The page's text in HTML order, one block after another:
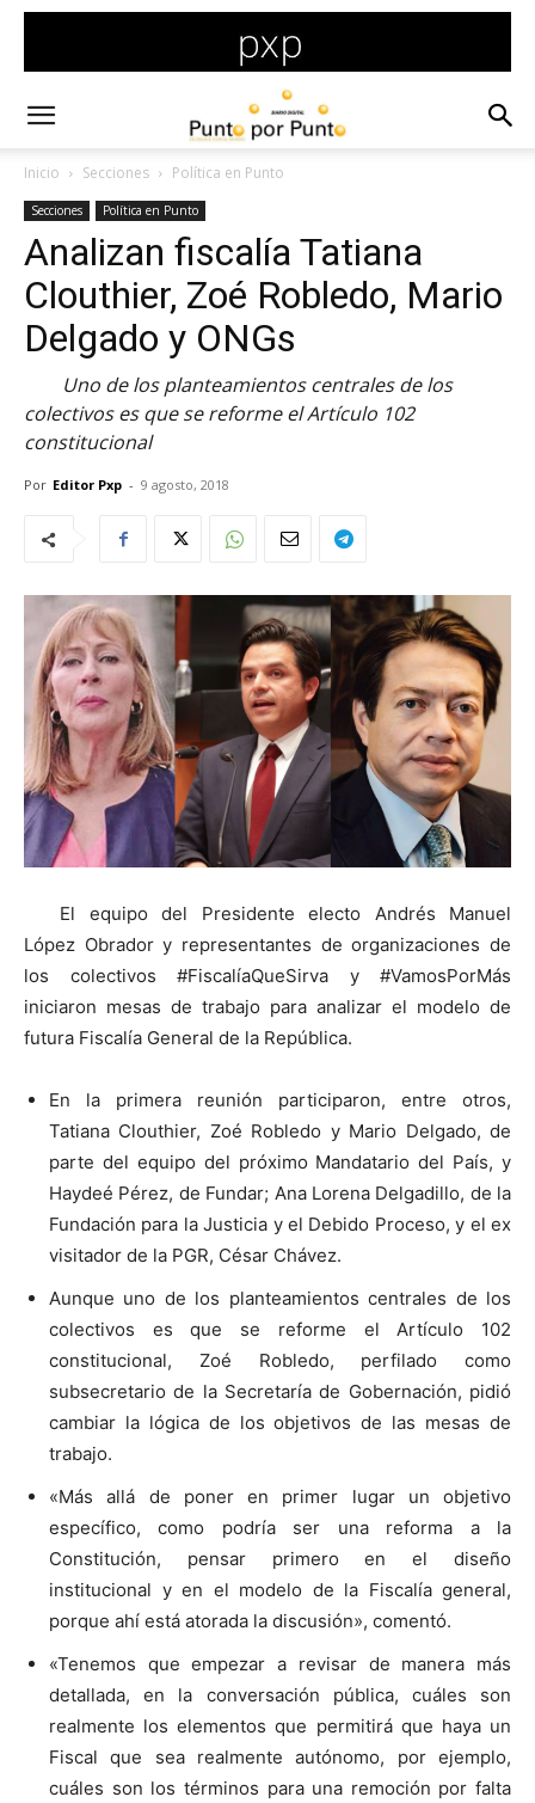
Inicio Secciones Política en Punto
Secciones Política en Punto
Analizan fiscalía Tatiana
Clouthier, Zoé Robledo, Mario
Delgado y ONGs
Uno de los planteamientos centrales de los
colectivos es que se reforme el Artículo 102
constitucional
Por Editor Pxp - 9 agosto, 2018
El equipo del Presidente electo Andrés Manuel
López Obrador y representantes de organizaciones de
los colectivos #FiscalíaQueSirva y #VamosPorMás
iniciaron mesas de trabajo para analizar el modelo de
futura Fiscalía General de la República.
En la primera reunión participaron, entre otros,
Tatiana Clouthier, Zoé Robledo y Mario Delgado, de
parte del equipo del próximo Mandatario del País, y
Haydeé Pérez, de Fundar; Ana Lorena Delgadillo, de la
Fundación para la Justicia y el Debido Proceso, y el ex
visitador de la PGR, César Chávez.
Aunque uno de los planteamientos centrales de los
colectivos es que se reforme el Artículo 102
constitucional, Zoé Robledo, perfilado como
subsecretario de la Secretaría de Gobernación, pidió
cambiar la lógica de los objetivos de las mesas de
trabajo.
«Más allá de poner en primer lugar un objetivo
específico, como podría ser una reforma a la
Constitución, pensar primero en el diseño
institucional y en el modelo de la Fiscalía general,
porque ahí está atorada la discusión», comentó.
«Tenemos que empezar a revisar de manera más
detallada, en la conversación pública, cuáles son
realmente los elementos que permitirá que haya un
Fiscal que sea realmente autónomo, por ejemplo,
cuáles son los términos para una remoción por falta